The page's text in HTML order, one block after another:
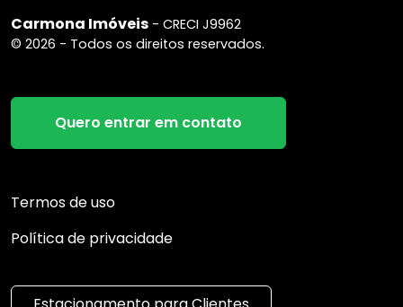
Carmona Imóveis - CRECI J9962
© 2026 - Todos os direitos reservados.
Quero entrar em contato
Termos de uso
Política de privacidade